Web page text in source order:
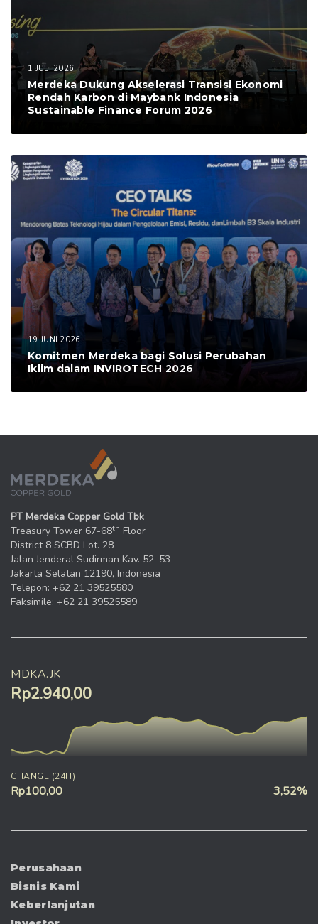
1 JULI 2026
Merdeka Dukung Akselerasi Transisi Ekonomi
Rendah Karbon di Maybank Indonesia
Sustainable Finance Forum 2026
19 JUNI 2026
Komitmen Merdeka bagi Solusi Perubahan
Iklim dalam INVIROTECH 2026
PT Merdeka Copper Gold Tbk
Treasury Tower 67-68th Floor
District 8 SCBD Lot. 28
Jalan Jenderal Sudirman Kav. 52–53
Jakarta Selatan 12190, Indonesia
Telepon: +62 21 39525580
Faksimile: +62 21 39525589
MDKA.JK
Rp2.940,00
CHANGE (24H)
Rp100,00 3,52%
Perusahaan
Bisnis Kami
Keberlanjutan